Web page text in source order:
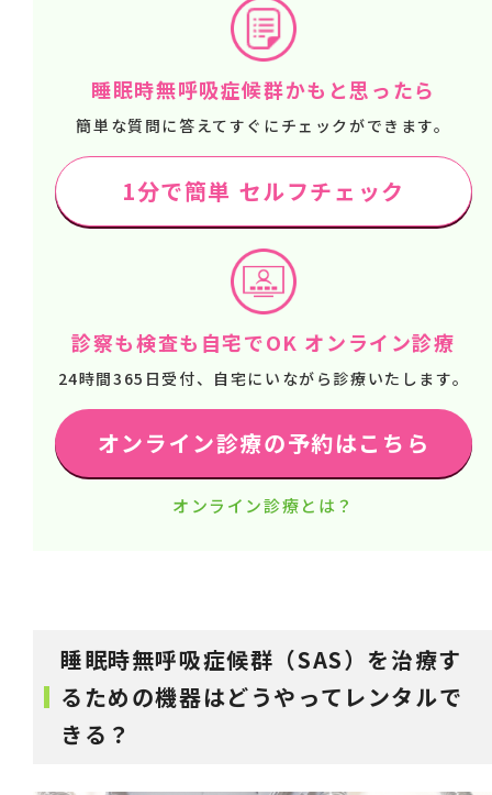
睡眠時無呼吸症候群かもと思ったら
簡単な質問に答えてすぐにチェックができます。
1分で簡単 セルフチェック
診察も検査も自宅でOK オンライン診療
24時間365日受付、自宅にいながら診療いたします。
オンライン診療の予約はこちら
オンライン診療とは？
睡眠時無呼吸症候群（SAS）を治療す
るための機器はどうやってレンタルで
きる？